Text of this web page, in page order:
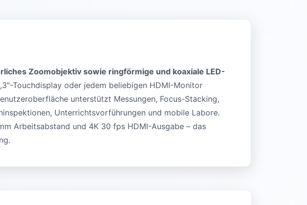
Zoomobjektiv sowie ringförmige und koaxiale LED-
Touchdisplay oder jedem beliebigen HDMI-Monitor
unterstützt Messungen, Focus-Stacking,
Unterrichtsvorführungen und mobile Labore.
Arbeitsabstand und 4K 30 fps HDMI-Ausgabe – das